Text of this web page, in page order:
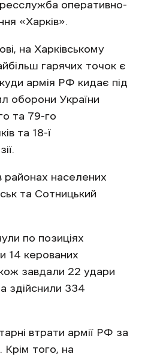
оперативно-
«Харків».
на Харківському
гарячих точок є
армія РФ кидає під
оборони України
та 79-го
та 18-ї
районах населених
та Сотницький
по позиціях
14 керованих
завдали 22 удари
здійснили 334
втрати армії РФ за
Крім того, на